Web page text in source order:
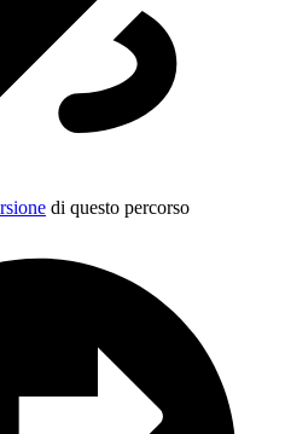
di questo percorso